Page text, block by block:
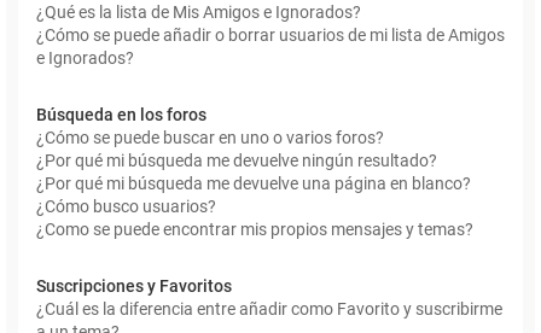
¿Qué es la lista de Mis Amigos e Ignorados?
¿Cómo se puede añadir o borrar usuarios de mi lista de Amigos
e Ignorados?
Búsqueda en los foros
¿Cómo se puede buscar en uno o varios foros?
¿Por qué mi búsqueda me devuelve ningún resultado?
¿Por qué mi búsqueda me devuelve una página en blanco?
¿Cómo busco usuarios?
¿Como se puede encontrar mis propios mensajes y temas?
Suscripciones y Favoritos
¿Cuál es la diferencia entre añadir como Favorito y suscribirme